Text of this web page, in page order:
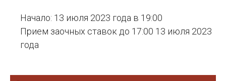
Начало: 13 июля 2023 года в 19:00
Прием заочных ставок до 17:00 13 июля 2023
года